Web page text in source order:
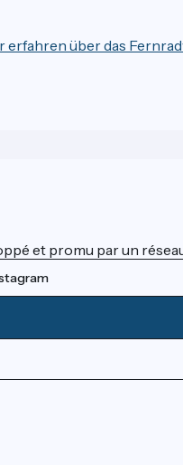
erfahren über das
et promu par un